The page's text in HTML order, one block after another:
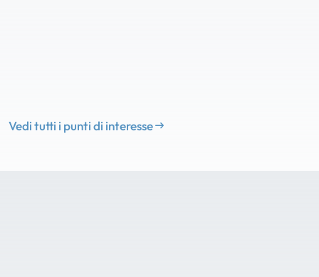
Vedi tutti i punti di interesse